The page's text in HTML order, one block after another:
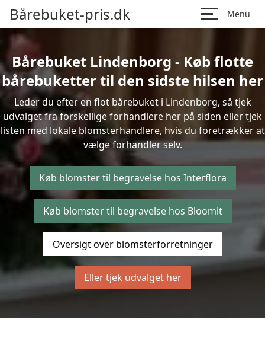
Bårebuket-pris.dk Menu
Bårebuket Lindenborg - Køb flotte
bårebuketter til den sidste hilsen her
Leder du efter en flot bårebuket i Lindenborg, så tjek
udvalget fra forskellige forhandlere her på siden eller tjek
listen med lokale blomsterhandlere, hvis du foretrækker at
vælge forhandler selv.
Køb blomster til begravelse hos Interflora
Køb blomster til begravelse hos Bloomit
Oversigt over blomsterforretninger
Eller tjek udvalget her